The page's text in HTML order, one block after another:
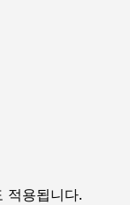
적용됩니다.